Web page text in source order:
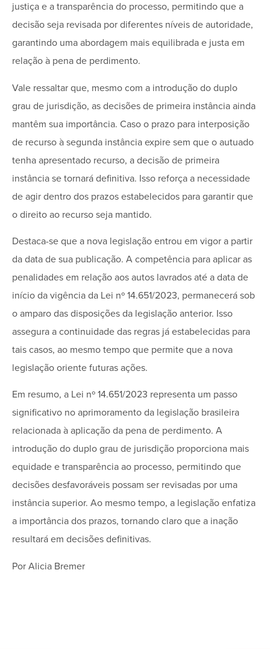
justiça e a transparência do processo, permitindo que a
decisão seja revisada por diferentes níveis de autoridade,
garantindo uma abordagem mais equilibrada e justa em
relação à pena de perdimento.
Vale ressaltar que, mesmo com a introdução do duplo
grau de jurisdição, as decisões de primeira instância ainda
mantêm sua importância. Caso o prazo para interposição
de recurso à segunda instância expire sem que o autuado
tenha apresentado recurso, a decisão de primeira
instância se tornará definitiva. Isso reforça a necessidade
de agir dentro dos prazos estabelecidos para garantir que
o direito ao recurso seja mantido.
Destaca-se que a nova legislação entrou em vigor a partir
da data de sua publicação. A competência para aplicar as
penalidades em relação aos autos lavrados até a data de
início da vigência da Lei nº 14.651/2023, permanecerá sob
o amparo das disposições da legislação anterior. Isso
assegura a continuidade das regras já estabelecidas para
tais casos, ao mesmo tempo que permite que a nova
legislação oriente futuras ações.
Em resumo, a Lei nº 14.651/2023 representa um passo
significativo no aprimoramento da legislação brasileira
relacionada à aplicação da pena de perdimento. A
introdução do duplo grau de jurisdição proporciona mais
equidade e transparência ao processo, permitindo que
decisões desfavoráveis possam ser revisadas por uma
instância superior. Ao mesmo tempo, a legislação enfatiza
a importância dos prazos, tornando claro que a inação
resultará em decisões definitivas.
Por Alicia Bremer